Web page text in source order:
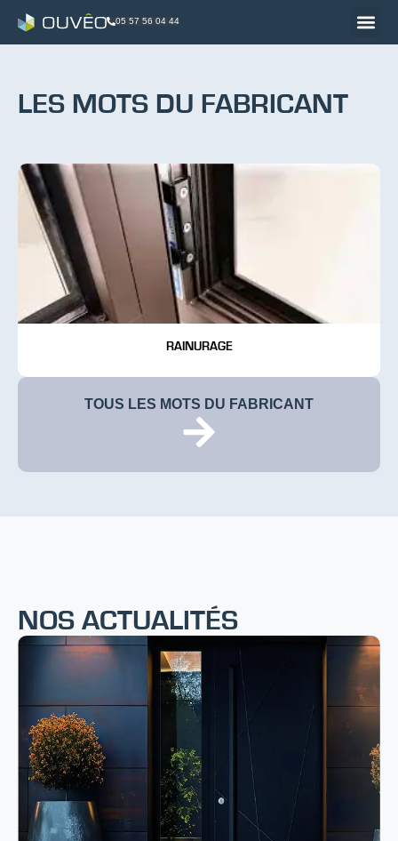
05 57 56 04 44
LES MOTS DU FABRICANT
RAINURAGE
TOUS LES MOTS DU FABRICANT
NOS ACTUALITÉS